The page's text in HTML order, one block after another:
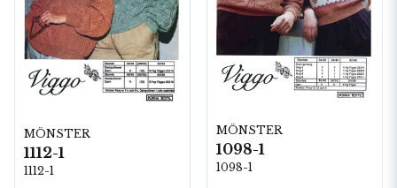
MÖNSTER
1112-1
1112-1
MÖNSTER
1098-1
1098-1